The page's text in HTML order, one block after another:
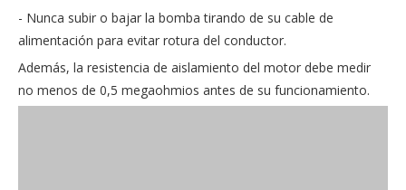
- Nunca subir o bajar la bomba tirando de su cable de
alimentación para evitar rotura del conductor.
Además, la resistencia de aislamiento del motor debe medir
no menos de 0,5 megaohmios antes de su funcionamiento.